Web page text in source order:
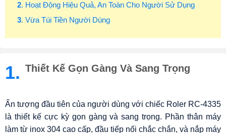
2. Hoạt Động Hiệu Quả, An Toàn Cho Người Sử Dụng
3. Vừa Túi Tiền Người Dùng
1. Thiết Kế Gọn Gàng Và Sang Trọng
Ấn tượng đầu tiên của người dùng với chiếc Roler RC-4335
là thiết kế cực kỳ gọn gàng và sang trọng. Phần thân máy
làm từ inox 304 cao cấp, đầu tiếp nối chắc chắn, và nắp máy